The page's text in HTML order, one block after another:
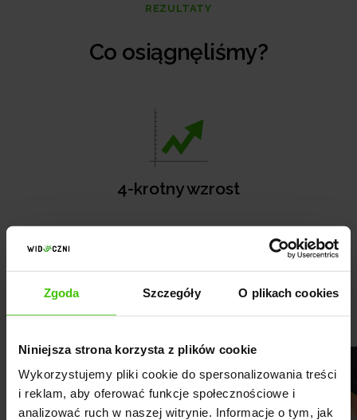
Zgoda Szczegóły O plikach cookies
Niniejsza strona korzysta z plików cookie
Wykorzystujemy pliki cookie do spersonalizowania treści
i reklam, aby oferować funkcje społecznościowe i
analizować ruch w naszej witrynie. Informacje o tym, jak
REZULTATY
Co osiągnęliśmy?
4-krotny wzrost
Zobacz pozostałe historie współpracy: